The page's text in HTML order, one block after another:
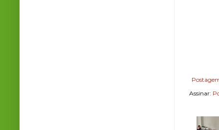
Assinar: